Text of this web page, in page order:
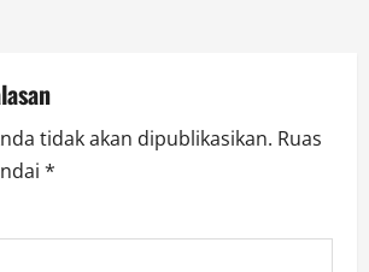
tidak akan dipublikasikan. Ruas
*